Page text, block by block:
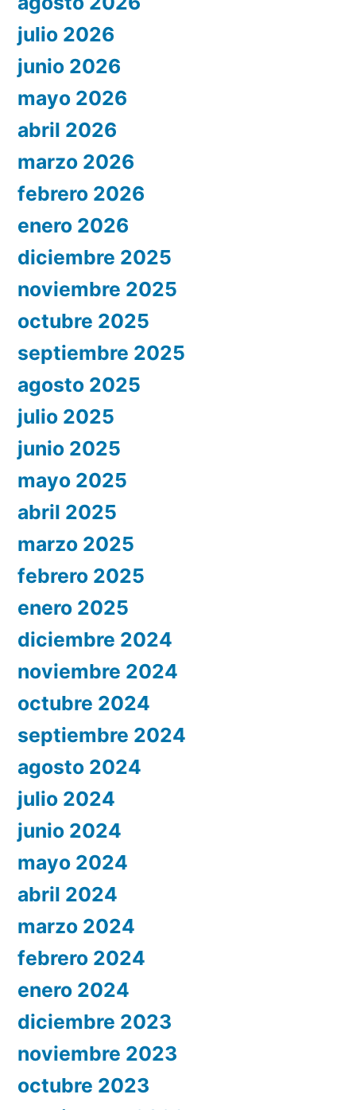
julio 2026
junio 2026
mayo 2026
abril 2026
marzo 2026
febrero 2026
enero 2026
diciembre 2025
noviembre 2025
octubre 2025
septiembre 2025
agosto 2025
julio 2025
junio 2025
mayo 2025
abril 2025
marzo 2025
febrero 2025
enero 2025
diciembre 2024
noviembre 2024
octubre 2024
septiembre 2024
agosto 2024
julio 2024
junio 2024
mayo 2024
abril 2024
marzo 2024
febrero 2024
enero 2024
diciembre 2023
noviembre 2023
octubre 2023